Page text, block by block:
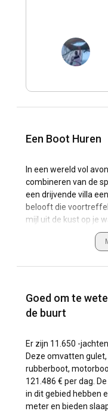
Een Boot Huren
In een wereld vol
combineren van de
een drijvende villa
belooft die
mijl uit de kust op je
alleen een
vrijheid, elegantie en
De
Kroatië en Italië
erfgoed, terwijl
Maagdeneilanden en
levendige riffen
Zuid-Pacific
Goed om te
de buurt
Er zijn 11.650 -
Deze omvatten
rubberboot,
121.486 € per dag.
in dit gebied hebben
meter en bieden